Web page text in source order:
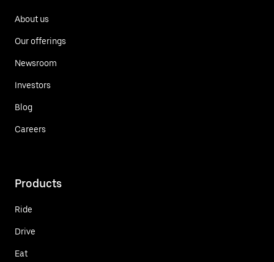
About us
Our offerings
Newsroom
Investors
Blog
Careers
Products
Ride
Drive
Eat